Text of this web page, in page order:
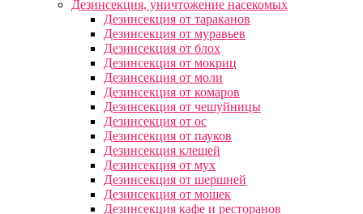
Дезинсекция, уничтожение насекомых
Дезинсекция от тараканов
Дезинсекция от муравьев
Дезинсекция от блох
Дезинсекция от мокриц
Дезинсекция от моли
Дезинсекция от комаров
Дезинсекция от чешуйницы
Дезинсекция от ос
Дезинсекция от пауков
Дезинсекция клещей
Дезинсекция от мух
Дезинсекция от шершней
Дезинсекция от мошек
Дезинсекция кафе и ресторанов